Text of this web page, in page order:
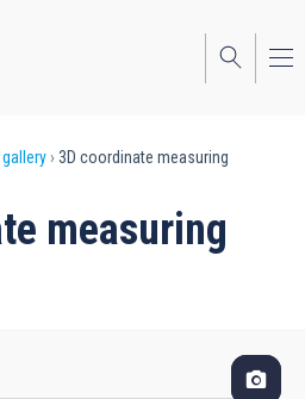
3D coordinate measuring
measuring